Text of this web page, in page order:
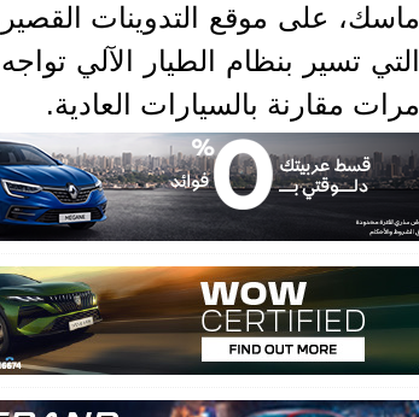
ماسك، على موقع التدوينات
مرات مقارنة بالسيارات العادية.